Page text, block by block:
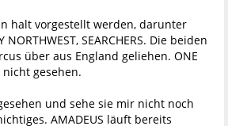
halt vorgestellt werden, darunter
NORTHWEST, SEARCHERS. Die beiden
über aus England geliehen. ONE
nicht gesehen.
und sehe sie mir nicht noch
AMADEUS läuft bereits